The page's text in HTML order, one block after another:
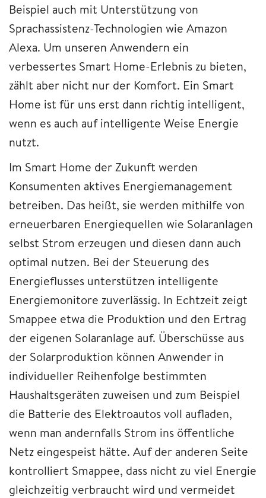
Beispiel auch mit Unterstützung von
Sprachassistenz-Technologien wie Amazon
Alexa. Um unseren Anwendern ein
verbessertes Smart Home-Erlebnis zu bieten,
zählt aber nicht nur der Komfort. Ein Smart
Home ist für uns erst dann richtig intelligent,
wenn es auch auf intelligente Weise Energie
nutzt.
Im Smart Home der Zukunft werden
Konsumenten aktives Energiemanagement
betreiben. Das heißt, sie werden mithilfe von
erneuerbaren Energiequellen wie Solaranlagen
selbst Strom erzeugen und diesen dann auch
optimal nutzen. Bei der Steuerung des
Energieflusses unterstützen intelligente
Energiemonitore zuverlässig. In Echtzeit zeigt
Smappee etwa die Produktion und den Ertrag
der eigenen Solaranlage auf. Überschüsse aus
der Solarproduktion können Anwender in
individueller Reihenfolge bestimmten
Haushaltsgeräten zuweisen und zum Beispiel
die Batterie des Elektroautos voll aufladen,
wenn man andernfalls Strom ins öffentliche
Netz eingespeist hätte. Auf der anderen Seite
kontrolliert Smappee, dass nicht zu viel Energie
gleichzeitig verbraucht wird und vermeidet